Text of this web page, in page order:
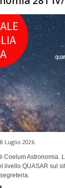
Luglio 2026
Coelum Astronomia.
livello QUASAR sul